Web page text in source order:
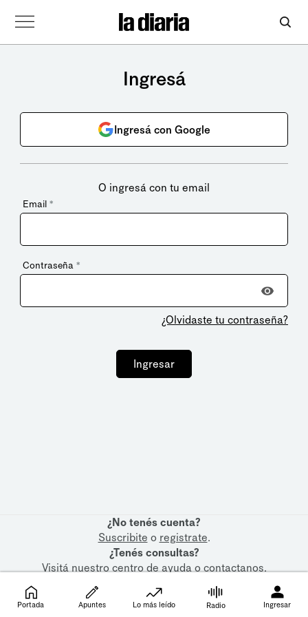
Ingresá
Ingresá con Google
O ingresá con tu email
Email *
Contraseña *
¿Olvidaste tu contraseña?
Ingresar
¿No tenés cuenta?
Suscribite o registrate.
¿Tenés consultas?
Visitá nuestrocentro de ayudaocontactanos.
Portada Apuntes Lo más leído Radio Ingresar